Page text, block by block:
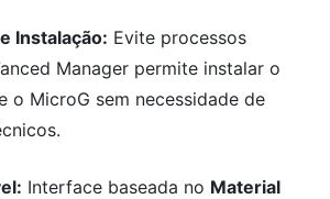
Instalação: Evite processos
Manager permite instalar o
o MicroG sem necessidade de
Interface baseada no Material